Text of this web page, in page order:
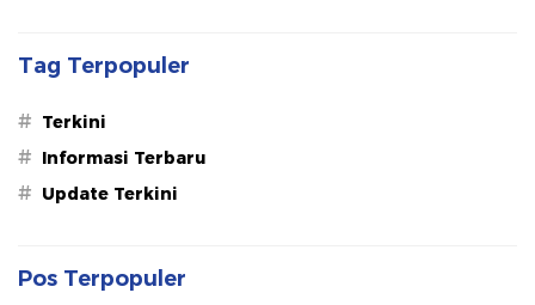
Tag Terpopuler
# Terkini
# Informasi Terbaru
# Update Terkini
Pos Terpopuler